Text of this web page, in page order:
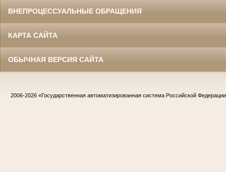
ВНЕПРОЦЕССУАЛЬНЫЕ ОБРАЩЕНИЯ
КАРТА САЙТА
ОБЫЧНАЯ ВЕРСИЯ САЙТА
2006-2026 «Государственная автоматизированная система Российской